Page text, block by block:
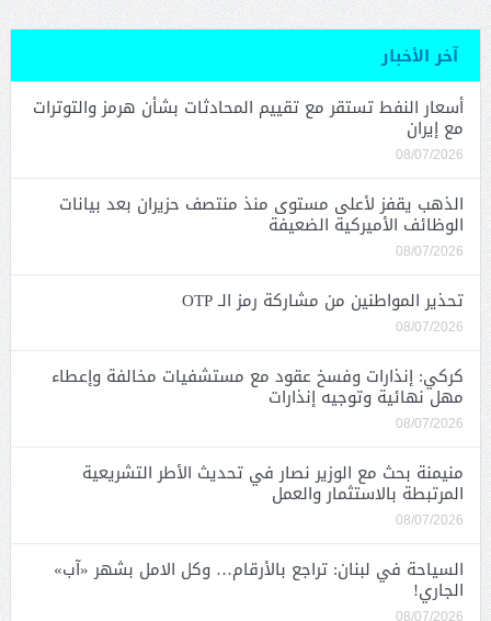
آخر الأخبار
أسعار النفط تستقر مع تقييم المحادثات بشأن هرمز والتوترات
مع إيران
08/07/2026
الذهب يقفز لأعلى مستوى منذ منتصف حزيران بعد بيانات
الوظائف الأميركية الضعيفة
08/07/2026
تحذير المواطنين من مشاركة رمز الـ OTP
08/07/2026
كركي: إنذارات وفسخ عقود مع مستشفيات مخالفة وإعطاء
مهل نهائية وتوجيه إنذارات
08/07/2026
منيمنة بحث مع الوزير نصار في تحديث الأطر التشريعية
المرتبطة بالاستثمار والعمل
08/07/2026
السياحة في لبنان: تراجع بالأرقام… وكل الامل بشهر «آب»
الجاري!
08/07/2026